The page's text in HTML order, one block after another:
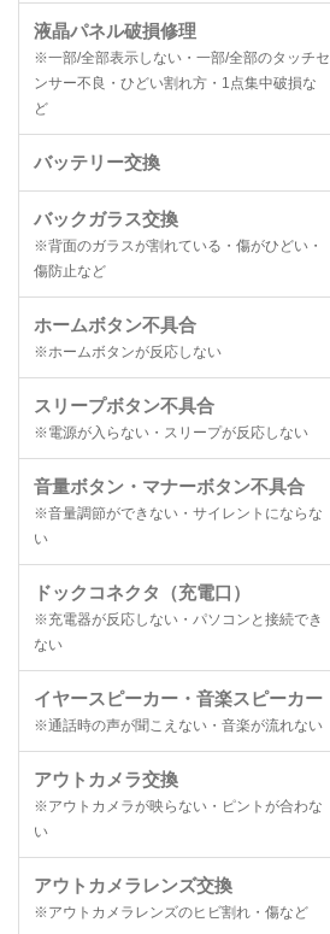
液晶パネル破損修理
※一部/全部表示しない・一部/全部のタッチセ
ンサー不良・ひどい割れ方・1点集中破損な
ど
バッテリー交換
バックガラス交換
※背面のガラスが割れている・傷がひどい・
傷防止など
ホームボタン不具合
※ホームボタンが反応しない
スリープボタン不具合
※電源が入らない・スリープが反応しない
音量ボタン・マナーボタン不具合
※音量調節ができない・サイレントにならな
い
ドックコネクタ（充電口）
※充電器が反応しない・パソコンと接続でき
ない
イヤースピーカー・音楽スピーカー
※通話時の声が聞こえない・音楽が流れない
アウトカメラ交換
※アウトカメラが映らない・ピントが合わな
い
アウトカメラレンズ交換
※アウトカメラレンズのヒビ割れ・傷など